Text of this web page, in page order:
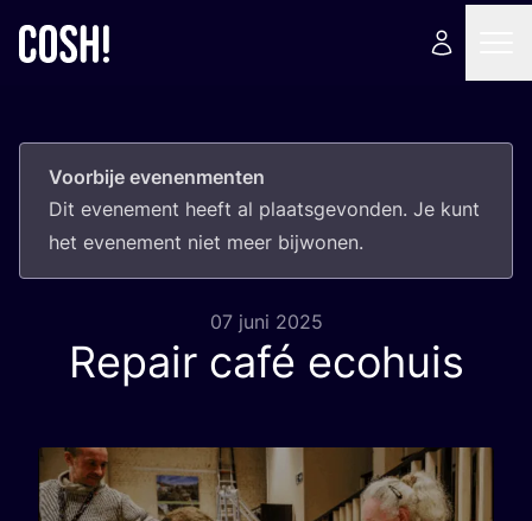
Voorbije evenenmenten
Dit eve­ne­ment heeft al plaats­ge­von­den. Je kunt
het eve­ne­ment niet meer bijwonen.
07 juni 2025
Repair café ecohuis